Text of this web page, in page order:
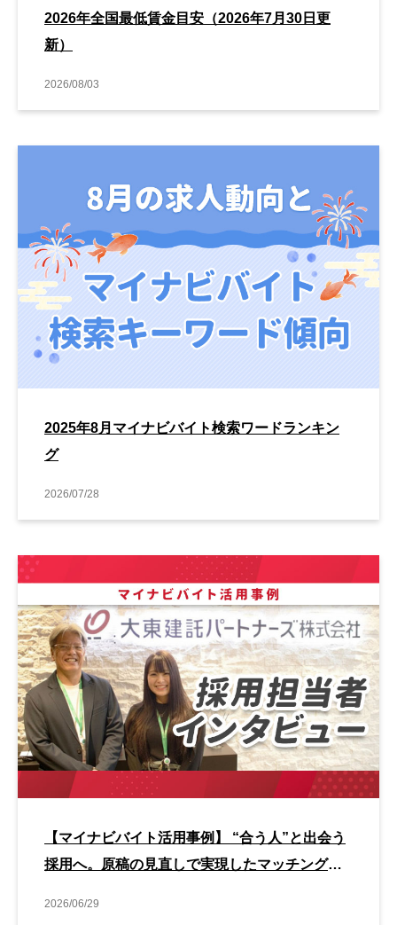
2026年全国最低賃金目安（2026年7月30日更
新）
2026/08/03
2025年8月マイナビバイト検索ワードランキン
グ
2026/07/28
【マイナビバイト活用事例】 “合う人”と出会う
採用へ。原稿の見直しで実現したマッチング改
2026/06/29